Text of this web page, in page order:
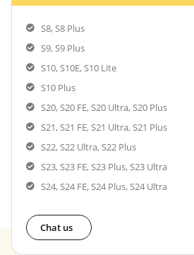
S8, S8 Plus
S9, S9 Plus
S10, S10E, S10 Lite
S10 Plus
S20, S20 FE, S20 Ultra, S20 Plus
S21, S21 FE, S21 Ultra, S21 Plus
S22, S22 Ultra, S22 Plus
S23, S23 FE, S23 Plus, S23 Ultra
S24, S24 FE, S24 Plus, S24 Ultra
Chat us